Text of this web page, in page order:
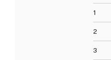
1
2
3